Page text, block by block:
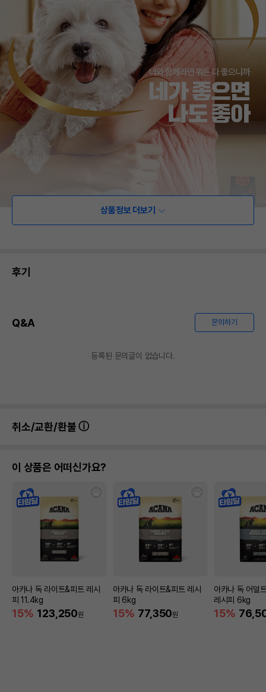
상품정보 더보기
후기
Q&A 문의하기
등록된 문의글이 없습니다.
취소/교환/환불
이 상품은 어떠신가요?
아카나 독 라이트&피트 레시
피 11.4kg
15% 123,250원
아카나 독 라이트&피트 레시
피 6kg
15% 77,350원
아카나 독 어덜
레시피 6kg
15%